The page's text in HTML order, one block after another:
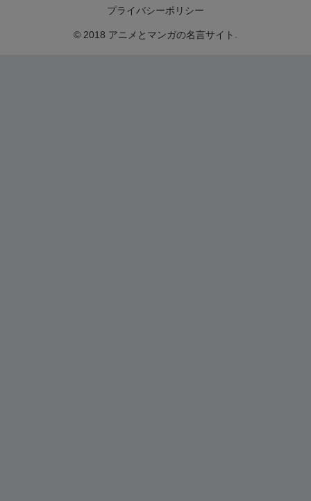
プライバシーポリシー
© 2018 アニメとマンガの名言サイト.